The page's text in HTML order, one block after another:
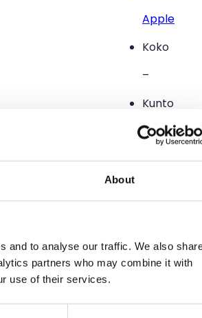
About
and to analyse our traffic. We also
partners who may combine it with
use of their services.
Apple
Koko
–
Kunto
Väri
13.5.2026